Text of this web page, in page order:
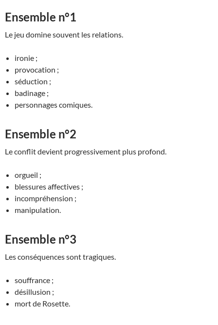
Ensemble n°1
Le jeu domine souvent les relations.
ironie ;
provocation ;
séduction ;
badinage ;
personnages comiques.
Ensemble n°2
Le conflit devient progressivement plus profond.
orgueil ;
blessures affectives ;
incompréhension ;
manipulation.
Ensemble n°3
Les conséquences sont tragiques.
souffrance ;
désillusion ;
mort de Rosette.